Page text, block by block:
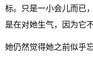
标。只是一小会儿而已
是在对她生气，因为它
她仍然觉得她之前似乎